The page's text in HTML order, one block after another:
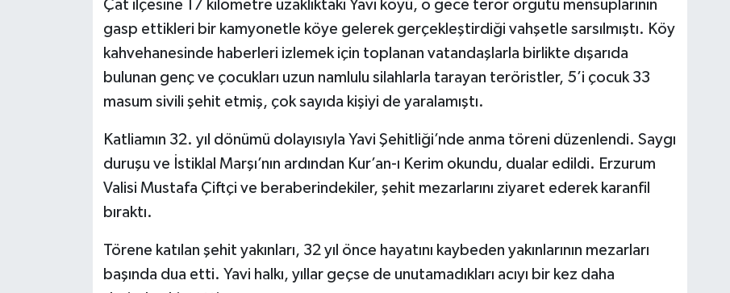
Çat ilçesine 17 kilometre uzaklıktaki Yavi köyü, o gece terör örgütü mensuplarının
gasp ettikleri bir kamyonetle köye gelerek gerçekleştirdiği vahşetle sarsılmıştı. Köy
kahvehanesinde haberleri izlemek için toplanan vatandaşlarla birlikte dışarıda
bulunan genç ve çocukları uzun namlulu silahlarla tarayan teröristler, 5’i çocuk 33
masum sivili şehit etmiş, çok sayıda kişiyi de yaralamıştı.
Katliamın 32. yıl dönümü dolayısıyla Yavi Şehitliği’nde anma töreni düzenlendi. Saygı
duruşu ve İstiklal Marşı’nın ardından Kur’an-ı Kerim okundu, dualar edildi. Erzurum
Valisi Mustafa Çiftçi ve beraberindekiler, şehit mezarlarını ziyaret ederek karanfil
bıraktı.
Törene katılan şehit yakınları, 32 yıl önce hayatını kaybeden yakınlarının mezarları
başında dua etti. Yavi halkı, yıllar geçse de unutamadıkları acıyı bir kez daha